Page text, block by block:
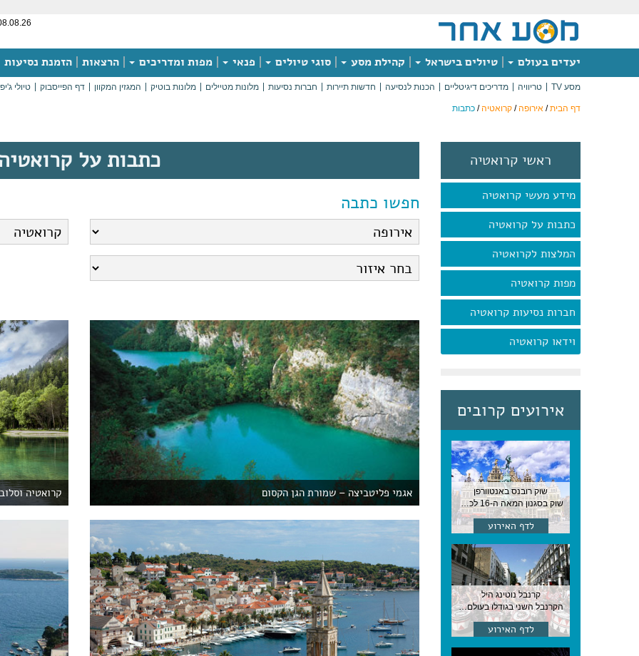
יעדים בעולם טיולים בישראל קהילת מסע סוגי טיולים פנאי מפות ומדריכים הרצאות הזמנת נסיעות
מסע TV טריוויה מדריכים דיגיטליים הכנות לנסיעה חדשות תיירות חברות נסיעות מלונות מטיילים מלונות בוטיק המגזין המקוון דף הפייסבוק טיולי
דף הבית/ אירופה/ קרואטיה/ כתבות
ראשי קרואטיה
מידע מעשי קרואטיה
כתבות על קרואטיה
המלצות לקרואטיה
מפות קרואטיה
חברות נסיעות קרואטיה
וידאו קרואטיה
אירועים קרובים
שוק רובנס באנטוורפן
שוק בסגנון המאה ה-16 לכבודו של הצייר המפורסם, בן העיר, נערך ב-15 באוגוסט באנטוורפן
לדף האירוע
קרנבל נוטינג היל
הקרנבל השני בגודלו בעולם, עם מוזיקה, תהלוכות ותחפושות. לונדון
לדף האירוע
כתבות על
חפשו כתבה
אגמי פליטביצה – שמורת הגן הקסום קרואטיה